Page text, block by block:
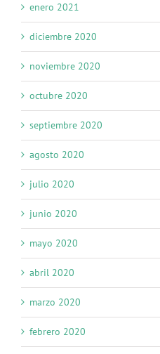
enero 2021
diciembre 2020
noviembre 2020
octubre 2020
septiembre 2020
agosto 2020
julio 2020
junio 2020
mayo 2020
abril 2020
marzo 2020
febrero 2020